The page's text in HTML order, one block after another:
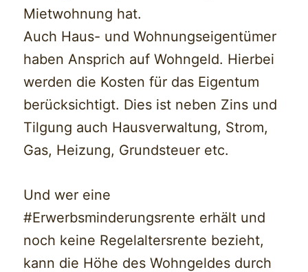
Mietwohnung hat.
Auch Haus- und Wohnungseigentümer
haben Ansprich auf Wohngeld. Hierbei
werden die Kosten für das Eigentum
berücksichtigt. Dies ist neben Zins und
Tilgung auch Hausverwaltung, Strom,
Gas, Heizung, Grundsteuer etc.
Und wer eine
#Erwerbsminderungsrente erhält und
noch keine Regelaltersrente bezieht,
kann die Höhe des Wohngeldes durch